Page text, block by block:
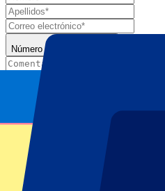
Número de entradas*
Tu información se utilizará de
Privacidad
Gracias por enviar el formulario